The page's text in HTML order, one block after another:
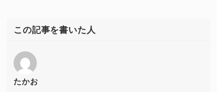
この記事を書いた人
たかお